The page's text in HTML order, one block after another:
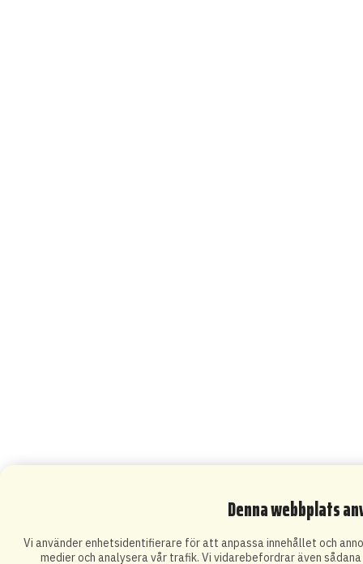
Denna webbplats
Vi använder enhetsidentifierare för att anpassa innehållet och
medier och analysera vår trafik. Vi vidarebefordrar även